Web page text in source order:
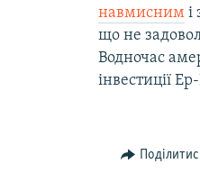
навмисним і
що не
Водночас
інвестиції